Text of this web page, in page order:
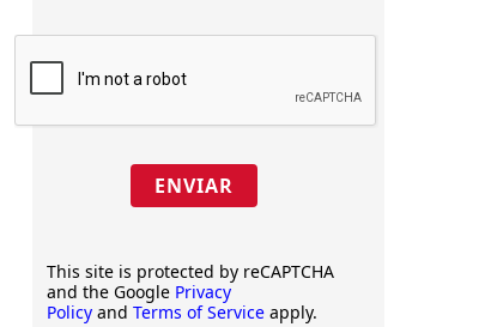
ENVIAR
This site is protected by reCAPTCHA
and the Google Privacy
Policy and Terms of Service apply.